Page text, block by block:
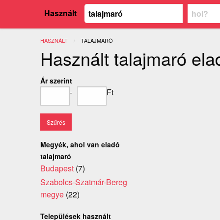
Használt
HASZNÁLT JELENLEGI:
TALAJMARÓ
Használt talajmaró
Ár szerint
- Ft
Megyék, ahol van eladó
talajmaró
Budapest (7)
Szabolcs-Szatmár-Bereg
megye (22)
Települések használt